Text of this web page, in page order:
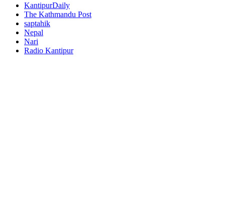
KantipurDaily
The Kathmandu Post
saptahik
Nepal
Nari
Radio Kantipur